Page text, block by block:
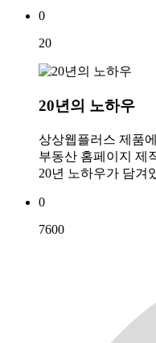
0
20
20년의 노하우
상상웹플러스 제품
부동산 홈페이지 제
20년 노하우가 담겨
0
7600